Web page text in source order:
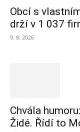
Obcí s
drží v 1 037
9. 8. 2026
Chvála
Židé. Řídí to